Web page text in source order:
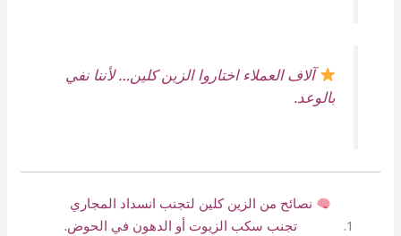
آلاف العملاء اختاروا الزين كلين… لأننا نفي
بالوعد.
نصائح من الزين كلين لتجنب انسداد المجاري
تجنب سكب الزيوت أو الدهون في الحوض.